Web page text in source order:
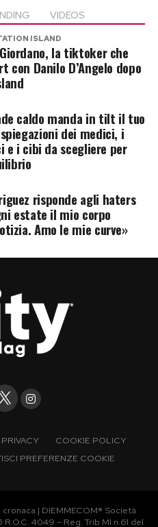
VIDEOS
ISLAND
la tiktoker che
Danilo D’Angelo dopo
caldo manda in tilt il tuo
dei medici, i
e i cibi da scegliere per
risponde agli haters
estate il mio corpo
Amo le mie curve»
PRIVACY
COOKIE POLICY
PREFERENZE COOKIE
| DIEMMECOM® Società
4049 – Reg. Trib MI n.61 del